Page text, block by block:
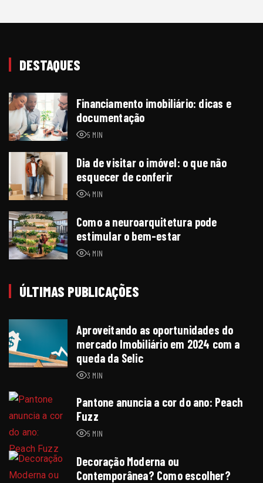
DESTAQUES
Financiamento imobiliário: dicas e
documentação
5 MIN
Dia de visitar o imóvel: o que não
esquecer de conferir
4 MIN
Como a neuroarquitetura pode
estimular o bem-estar
4 MIN
ÚLTIMAS PUBLICAÇÕES
Aproveitando as oportunidades do
mercado Imobiliário em 2024 com a
queda da Selic
3 MIN
Pantone anuncia a cor do ano: Peach
Fuzz
5 MIN
Decoração Moderna ou
Contemporânea? Como escolher?